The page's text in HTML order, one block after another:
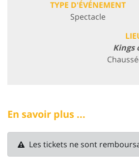
TYPE D'ÉVÉNEMENT
Spectacle
Kings
En savoir plus ...
Les tickets ne sont